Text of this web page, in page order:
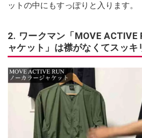
ットの中にもすっぽりと入ります。
2. ワークマン「MOVE ACTIVE
ャケット」は襟がなくてスッキ